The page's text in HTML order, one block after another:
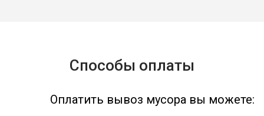
Способы оплаты
Оплатить вывоз мусора вы можете: